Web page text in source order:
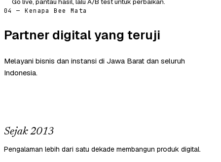
04 — Kenapa Bee Mata
Partner digital yang teruji
Melayani bisnis dan instansi di Jawa Barat dan seluruh
Indonesia.
Sejak 2013
Pengalaman lebih dari satu dekade membangun produk digital.